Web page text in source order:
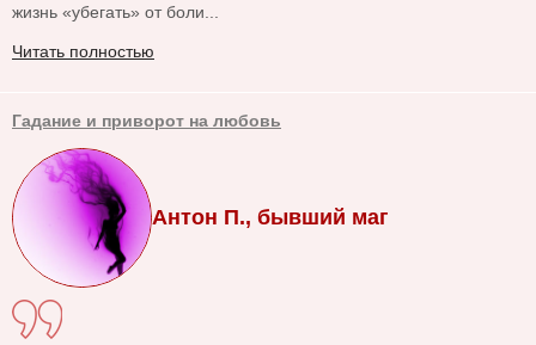
жизнь «убегать» от боли...
Читать полностью
Гадание и приворот на любовь
Антон П., бывший маг